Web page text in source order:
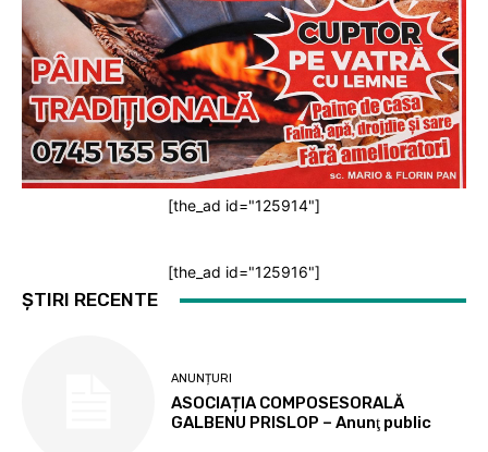
[the_ad id="125914"]
[the_ad id="125916"]
ȘTIRI RECENTE
ANUNȚURI
ASOCIAȚIA COMPOSESORALĂ
GALBENU PRISLOP – Anunţ public